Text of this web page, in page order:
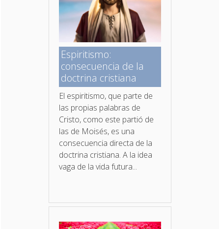
Espiritismo:
consecuencia de la
doctrina cristiana
El espiritismo, que parte de
las propias palabras de
Cristo, como este partió de
las de Moisés, es una
consecuencia directa de la
doctrina cristiana. A la idea
vaga de la vida futura...